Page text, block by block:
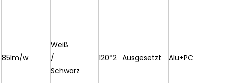
85lm/w
Weiß
/
Schwarz
120*2 Ausgesetzt Alu+PC